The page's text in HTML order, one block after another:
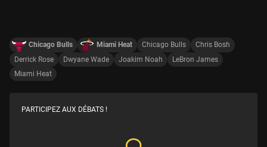
Chicago Bulls Miami Heat Chicago Bulls
Chris Bosh
Derrick Rose
Dwyane Wade Joakim Noah
LeBron James
Miami Heat
PARTICIPEZ AUX DÉBATS !